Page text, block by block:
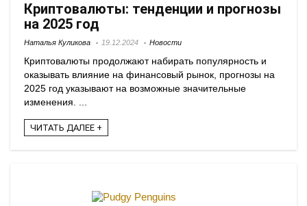
Криптовалюты: тенденции и прогнозы
на 2025 год
Наталья Куликова 19.12.2024 Новости
Криптовалюты продолжают набирать популярность и
оказывать влияние на финансовый рынок, прогнозы на
2025 год указывают на возможные значительные
изменения. ...
ЧИТАТЬ ДАЛЕЕ +